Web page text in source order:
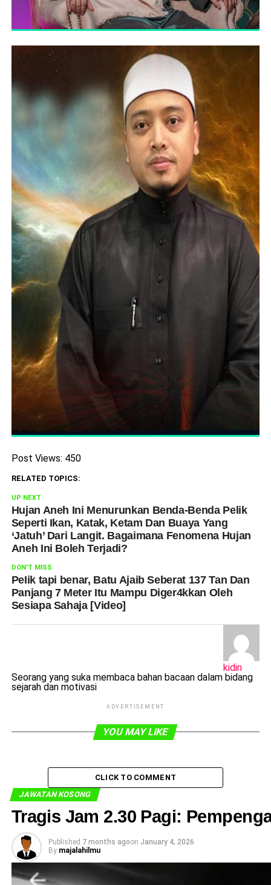
Post Views: 450
RELATED TOPICS:
UP NEXT
Hujan Aneh Ini Menurunkan Benda-Benda Pelik
Seperti Ikan, Katak, Ketam Dan Buaya Yang
‘Jatuh’ Dari Langit. Bagaimana Fenomena Hujan
Aneh Ini Boleh Terjadi?
DON'T MISS
PeIik tapi benar, Batu Ajaib Seberat 137 Tan Dan
Panjang 7 Meter Itu Mampu Diger4kkan Oleh
Sesiapa Sahaja [Video]
kidin
Seorang yang suka membaca bahan bacaan dalam bidang
sejarah dan motivasi
ADVERTISEMENT
YOU MAY LIKE
CLICK TO COMMENT
JAWATAN KOSONG
Tragis Jam 2.30 Pagi:
Published 7 months agoon January 4, 2026
By majalahilmu